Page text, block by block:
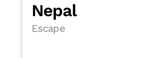
Nepal
Escape